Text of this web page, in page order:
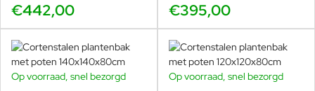
€442,00 €395,00
Op voorraad, snel bezorgd Op voorraad, snel bezorgd